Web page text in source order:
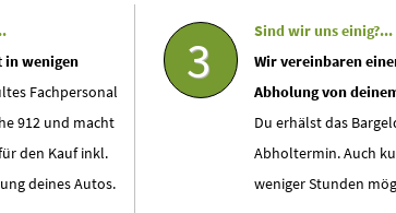
in wenigen
Fachpersonal
912 und macht
den Kauf inkl.
deines Autos.
3
Sind wir uns einig?...
Wir vereinbaren
Abholung von
Du erhälst das
Abholtermin. Auch
weniger Stunden